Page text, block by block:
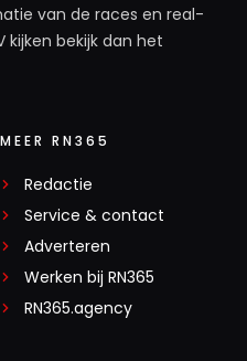
van de races en real-
kijken bekijk dan het
MEER RN365
Redactie
Service & contact
Adverteren
Werken bij RN365
RN365.agency